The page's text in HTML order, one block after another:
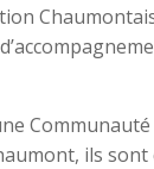
ils sont